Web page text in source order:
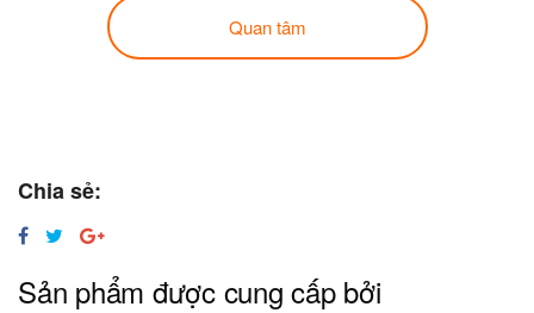
Quan tâm
Chia sẻ:
Sản phẩm được cung cấp bởi